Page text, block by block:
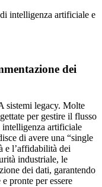
intelligenza artificiale e
dei
sistemi legacy. Molte
per gestire il flusso
intelligenza artificiale
di avere una “single
e l’affidabilità dei
industriale, le
dei dati, garantendo
pronte per essere